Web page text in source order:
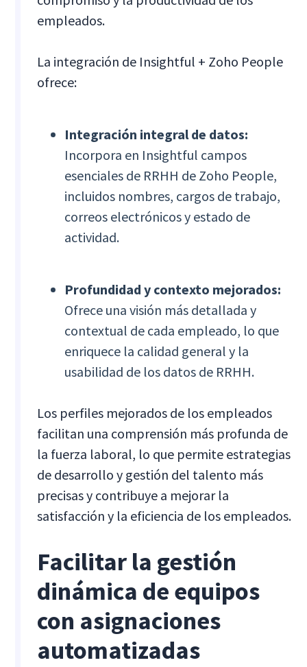
empleados.
La integración de Insightful + Zoho People
ofrece:
Integración integral de datos:
Incorpora en Insightful campos
esenciales de RRHH de Zoho People,
incluidos nombres, cargos de trabajo,
correos electrónicos y estado de
actividad.
Profundidad y contexto mejorados:
Ofrece una visión más detallada y
contextual de cada empleado, lo que
enriquece la calidad general y la
usabilidad de los datos de RRHH.
Los perfiles mejorados de los empleados
facilitan una comprensión más profunda de
la fuerza laboral, lo que permite estrategias
de desarrollo y gestión del talento más
precisas y contribuye a mejorar la
satisfacción y la eficiencia de los empleados.
Facilitar la gestión
dinámica de equipos
con asignaciones
automatizadas